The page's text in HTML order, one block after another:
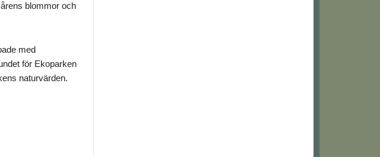
blommor och
med
för Ekoparken
naturvärden.